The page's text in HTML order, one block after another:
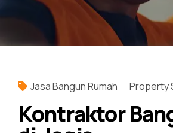
Jasa Bangun Rumah Property
Kontraktor